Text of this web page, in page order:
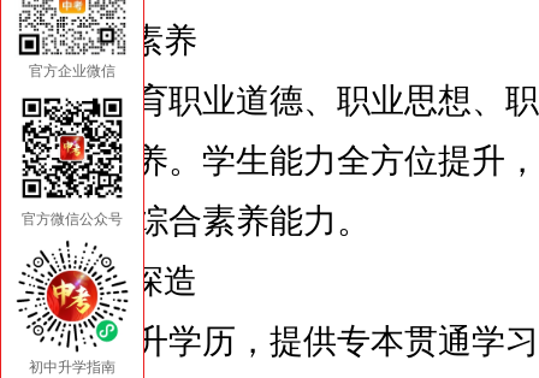
2.职业素养
注重培育职业道德、职业思想、
生职业素养。学生能力全方位提升
用，增加综合素养能力。
3.职业深造
推荐提升学历，提供专本贯通学
官方企业微信
官方微信公众号
初中升学指南